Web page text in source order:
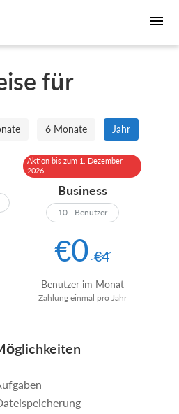
für
6 Monate Jahr
Aktion bis zum 1. Dezember
2026
Business
10+ Benutzer
€0 €4
Benutzer im Monat
Zahlung einmal pro Jahr